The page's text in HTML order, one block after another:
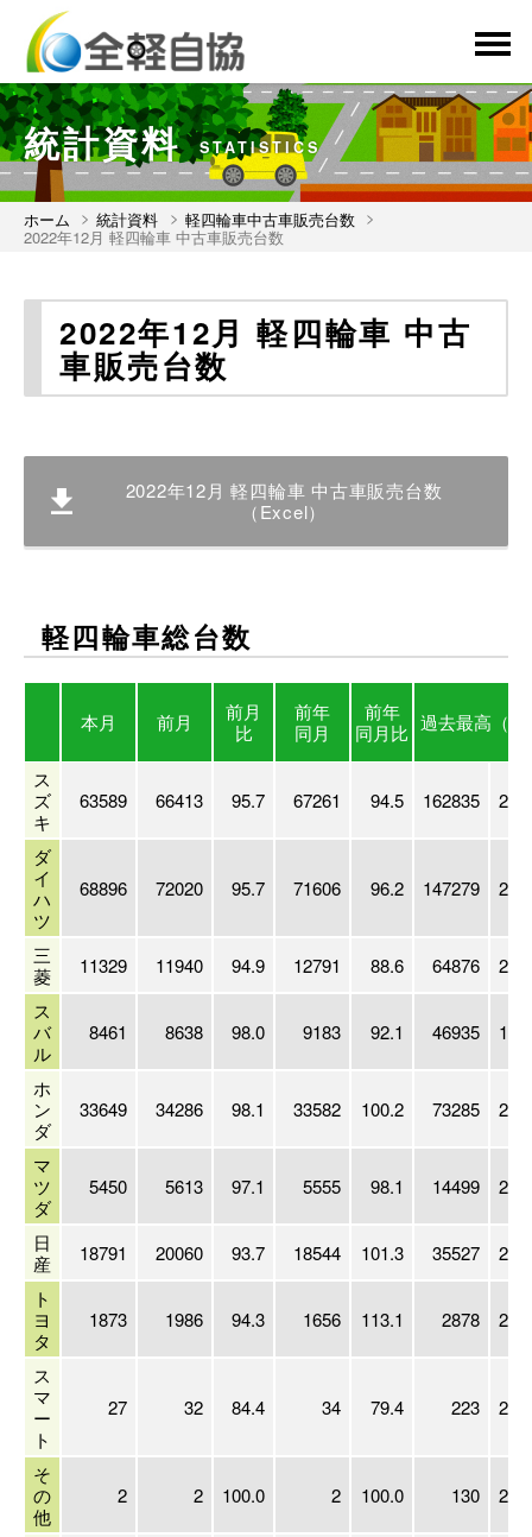
統計資料 STATISTICS
ホーム 統計資料 軽四輪車中古車販売台数
2022年12月 軽四輪車 中古車販売台数
2022年12月 軽四輪車 中古
車販売台数
2022年12月 軽四輪車 中古車販売台数
（Excel）
軽四輪車総台数
本月 前月
前月
比
前年
同月
前年
同月比 過去最高 （
ス
ズ
キ
63589 66413 95.7 67261 94.5 162835
ダ
イ
ハ
ツ
68896 72020 95.7 71606 96.2 147279
三
菱
11329 11940 94.9 12791 88.6 64876
ス
バ
ル
8461 8638 98.0 9183 92.1 46935
ホ
ン
ダ
33649 34286 98.1 33582 100.2 73285
マ
ツ
ダ
5450 5613 97.1 5555 98.1 14499
日
産
18791 20060 93.7 18544 101.3 35527
ト
ヨ
タ
1873 1986 94.3 1656 113.1 2878
ス
マ
ー
ト
27 32 84.4 34 79.4 223
そ
の
他
2 2 100.0 2 100.0 130